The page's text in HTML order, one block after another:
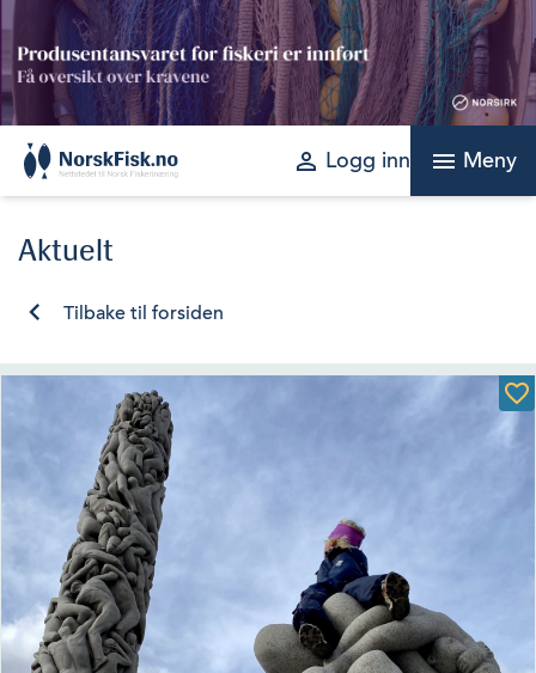
Skip
to
content
perm_identity Logg inn menu Meny
Aktuelt
Tilbake til forsiden